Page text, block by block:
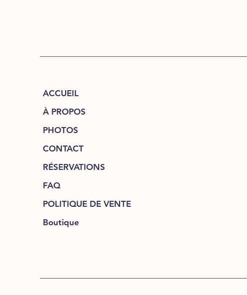
ACCUEIL
À PROPOS
PHOTOS
CONTACT
RÉSERVATIONS
FAQ
POLITIQUE DE VENTE
Boutique